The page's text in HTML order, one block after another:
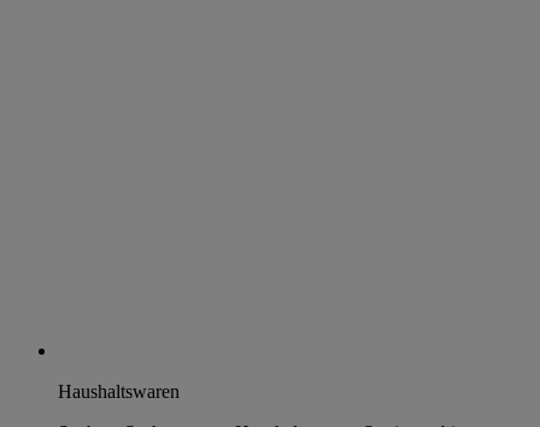
Haushaltswaren